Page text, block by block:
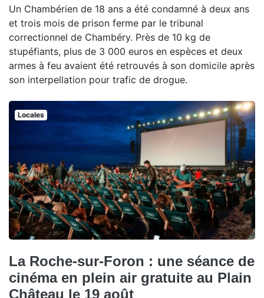
Un Chambérien de 18 ans a été condamné à deux ans
et trois mois de prison ferme par le tribunal
correctionnel de Chambéry. Près de 10 kg de
stupéfiants, plus de 3 000 euros en espèces et deux
armes à feu avaient été retrouvés à son domicile après
son interpellation pour trafic de drogue.
Locales
La Roche-sur-Foron : une séance de
cinéma en plein air gratuite au Plain
Château le 19 août